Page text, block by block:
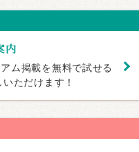
ム掲載を無料で試せる
ただけます！